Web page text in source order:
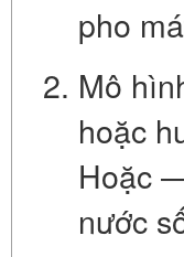
pho
Mô
hoặc
Hoặc
nước